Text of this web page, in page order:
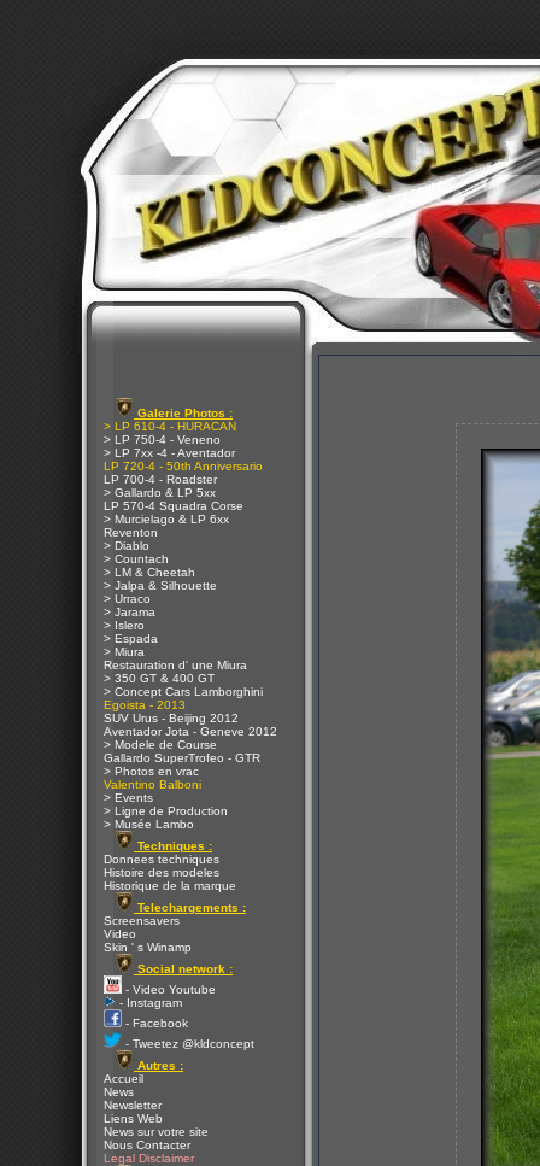
Galerie Photos :
> LP 610-4 - HURACAN
> LP 750-4 - Veneno
> LP 7xx -4 - Aventador
LP 720-4 - 50th Anniversario
LP 700-4 - Roadster
> Gallardo & LP 5xx
LP 570-4 Squadra Corse
> Murcielago & LP 6xx
Reventon
> Diablo
> Countach
> LM & Cheetah
> Jalpa & Silhouette
> Urraco
> Jarama
> Islero
> Espada
> Miura
Restauration d' une Miura
> 350 GT & 400 GT
> Concept Cars Lamborghini
Egoista - 2013
SUV Urus - Beijing 2012
Aventador Jota - Geneve 2012
> Modele de Course
Gallardo SuperTrofeo - GTR
> Photos en vrac
Valentino Balboni
> Events
> Ligne de Production
> Musée Lambo
Techniques :
Donnees techniques
Histoire des modeles
Historique de la marque
Telechargements :
Screensavers
Video
Skin ' s Winamp
Social network :
- Video Youtube
- Instagram
- Facebook
- Tweetez @kldconcept
Autres :
Accueil
News
Newsletter
Liens Web
News sur votre site
Nous Contacter
Legal Disclaimer